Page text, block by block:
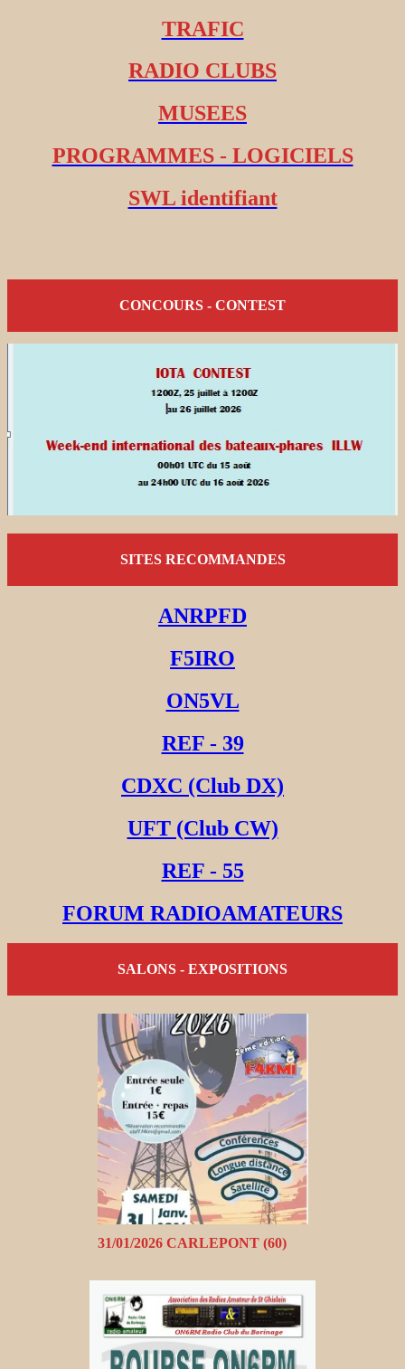
TRAFIC
RADIO CLUBS
MUSEES
PROGRAMMES - LOGICIELS
SWL identifiant
CONCOURS - CONTEST
SITES RECOMMANDES
ANRPFD
F5IRO
ON5VL
REF - 39
CDXC (Club DX)
UFT (Club CW)
REF - 55
FORUM RADIOAMATEURS
SALONS - EXPOSITIONS
31/01/2026 CARLEPONT (60)